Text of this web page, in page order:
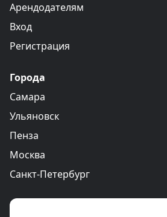
Арендодателям
Вход
Регистрация
Города
Самара
Ульяновск
Пенза
Москва
Санкт-Петербург